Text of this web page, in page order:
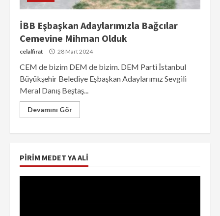
İBB Eşbaşkan Adaylarımızla Bağcılar
Cemevine Mihman Olduk
celalfirat 28 Mart 2024
CEM de bizim DEM de bizim. DEM Parti İstanbul
Büyükşehir Belediye Eşbaşkan Adaylarımız Sevgili
Meral Danış Beştaş...
Devamını Gör
PIRIM MEDET YA ALI